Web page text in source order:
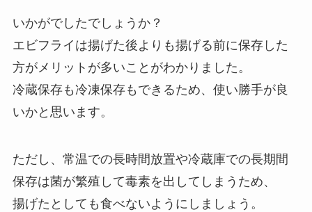
いかがでしたでしょうか？
エビフライは揚げた後よりも揚げる前に保存した
方がメリットが多いことがわかりました。
冷蔵保存も冷凍保存もできるため、使い勝手が良
いかと思います。
ただし、常温での長時間放置や冷蔵庫での長期間
保存は菌が繁殖して毒素を出してしまうため、
揚げたとしても食べないようにしましょう。